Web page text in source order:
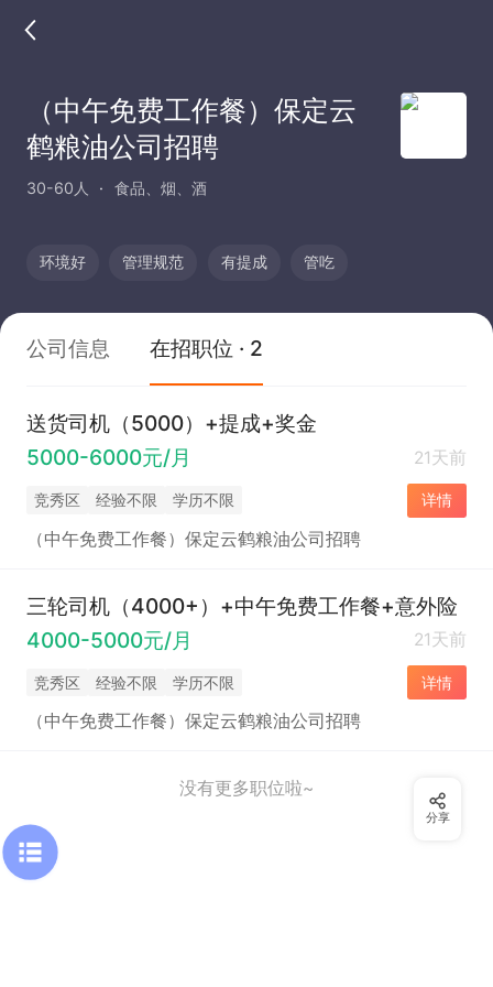
（中午免费工作餐）保定云
鹤粮油公司招聘
30-60人 食品、烟、酒
环境好 管理规范 有提成 管吃
公司信息 在招职位 · 2
送货司机（5000）+提成+奖金
5000-6000元/月
21天前
竞秀区 经验不限 学历不限 详情
（中午免费工作餐）保定云鹤粮油公司招聘
三轮司机（4000+）+中午免费工作餐+意外险
4000-5000元/月
21天前
竞秀区 经验不限 学历不限 详情
（中午免费工作餐）保定云鹤粮油公司招聘
没有更多职位啦~
分享